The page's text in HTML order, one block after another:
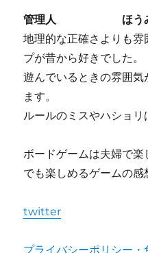
管理人 ほう
地理的な正確さよりも
プが昔から好きでした。
遊んでいるときの雰囲
ます。
ルールのミスやハショ
ボードゲームは夫婦で
でも楽しめるゲームの感
twitter
プライバシーポリシー・